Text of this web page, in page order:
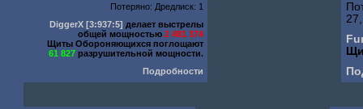
Потеряно: Дредлиск: 1
DiggerX [3:937:5] делает выстрелы
общей мощностью2 481 374
Щиты Обороняющихся поглощают
61 827 разрушительной мощности.
Подробности